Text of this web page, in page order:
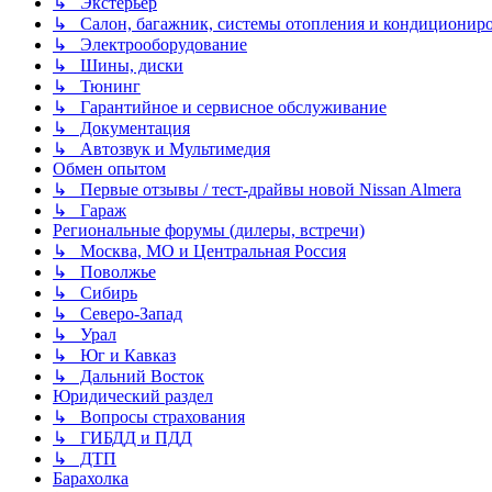
↳ Салон, багажник, системы отопления и
↳ Электрооборудование
↳ Шины, диски
↳ Тюнинг
↳ Гарантийное и сервисное обслуживание
↳ Документация
↳ Автозвук и Мультимедия
Обмен опытом
↳ Первые отзывы / тест-драйвы новой Nissan Almera
↳ Гараж
Региональные форумы (дилеры, встречи)
↳ Москва, МО и Центральная Россия
↳ Поволжье
↳ Сибирь
↳ Северо-Запад
↳ Урал
↳ Юг и Кавказ
↳ Дальний Восток
Юридический раздел
↳ Вопросы страхования
↳ ГИБДД и ПДД
↳ ДТП
Барахолка